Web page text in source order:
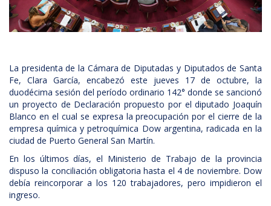
La presidenta de la Cámara de Diputadas y Diputados de Santa
Fe, Clara García, encabezó este jueves 17 de octubre, la
duodécima sesión del período ordinario 142° donde se sancionó
un proyecto de Declaración propuesto por el diputado Joaquín
Blanco en el cual se expresa la preocupación por el cierre de la
empresa química y petroquímica Dow argentina, radicada en la
ciudad de Puerto General San Martín.
En los últimos días, el Ministerio de Trabajo de la provincia
dispuso la conciliación obligatoria hasta el 4 de noviembre. Dow
debía reincorporar a los 120 trabajadores, pero impidieron el
ingreso.